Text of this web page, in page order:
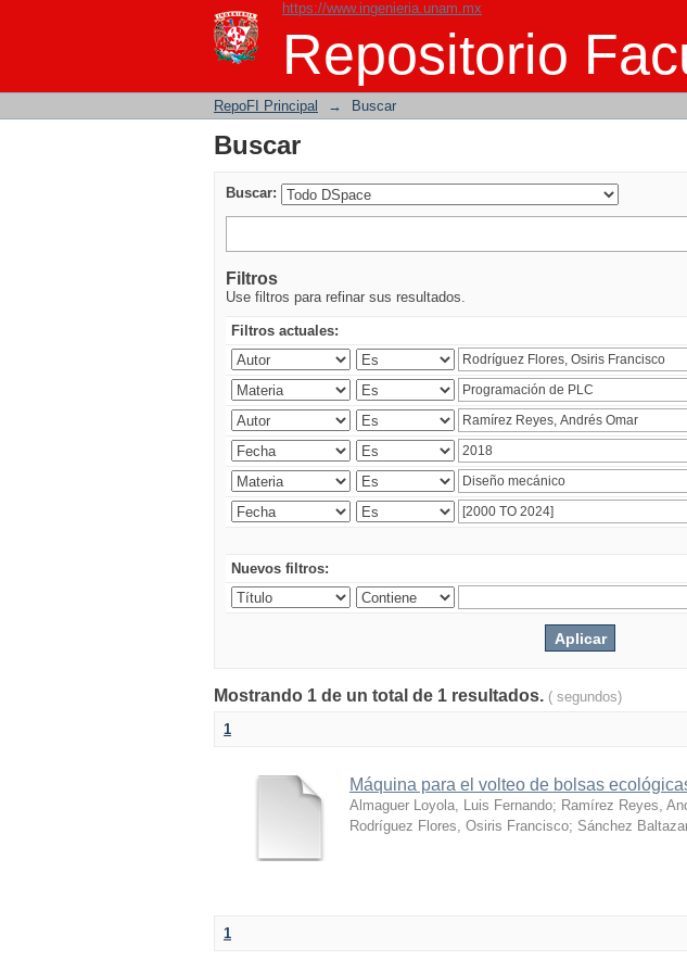
https://www.ingenieria.unam.mx
Repositorio
Buscar
RepoFI Principal → Buscar
Buscar
Buscar:
Filtros
Use filtros para refinar sus resultados.
Filtros actuales:
Nuevos filtros:
Mostrando 1 de un total de 1 resultados. ( segundos)
1
Máquina para el volteo de bolsas
Almaguer Loyola, Luis Fernando; Ramírez Reyes,
Rodríguez Flores, Osiris Francisco; Sánchez
1